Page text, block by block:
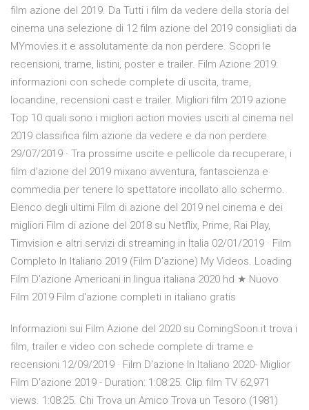
film azione del 2019. Da Tutti i film da vedere della storia del
cinema una selezione di 12 film azione del 2019 consigliati da
MYmovies.it e assolutamente da non perdere. Scopri le
recensioni, trame, listini, poster e trailer. Film Azione 2019:
informazioni con schede complete di uscita, trame,
locandine, recensioni cast e trailer. Migliori film 2019 azione
Top 10 quali sono i migliori action movies usciti al cinema nel
2019 classifica film azione da vedere e da non perdere
29/07/2019 · Tra prossime uscite e pellicole da recuperare, i
film d’azione del 2019 mixano avventura, fantascienza e
commedia per tenere lo spettatore incollato allo schermo.
Elenco degli ultimi Film di azione del 2019 nel cinema e dei
migliori Film di azione del 2018 su Netflix, Prime, Rai Play,
Timvision e altri servizi di streaming in Italia 02/01/2019 · Film
Completo In Italiano 2019 (Film D'azione) My Videos. Loading
Film D'azione Americani in lingua italiana 2020 hd ★ Nuovo
Film 2019 Film d'azione completi in italiano gratis
Informazioni sui Film Azione del 2020 su ComingSoon.it trova i
film, trailer e video con schede complete di trame e
recensioni 12/09/2019 · Film D'azione In Italiano 2020- Miglior
Film D'azione 2019 - Duration: 1:08:25. Clip film TV 62,971
views. 1:08:25. Chi Trova un Amico Trova un Tesoro (1981)